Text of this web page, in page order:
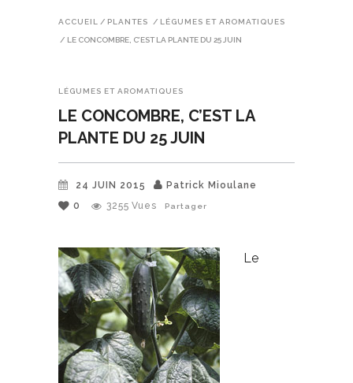
ACCUEIL / PLANTES / LÉGUMES ET AROMATIQUES
/ LE CONCOMBRE, C’EST LA PLANTE DU 25 JUIN
LÉGUMES ET AROMATIQUES
LE CONCOMBRE, C’EST LA
PLANTE DU 25 JUIN
24 JUIN 2015
Patrick Mioulane
0
3255 Vues Partager
Le